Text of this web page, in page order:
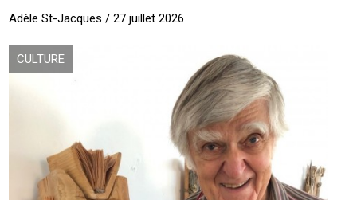
Adèle St-Jacques / 27 juillet 2026
CULTURE